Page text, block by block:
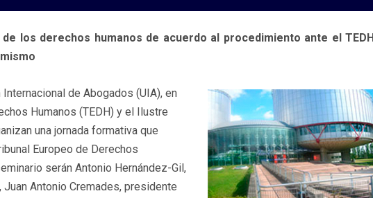
los derechos humanos de acuerdo al procedimiento ante el TEDH
de Abogados (UIA), en
Humanos (TEDH) y el Ilustre
una jornada formativa que
Europeo de Derechos
serán Antonio Hernández-Gil,
Antonio Cremades, presidente